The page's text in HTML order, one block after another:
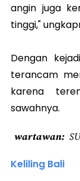
angin juga
tinggi,"
Dengan
terancam
karena
sawahnya.
wartawan
Keliling Bali